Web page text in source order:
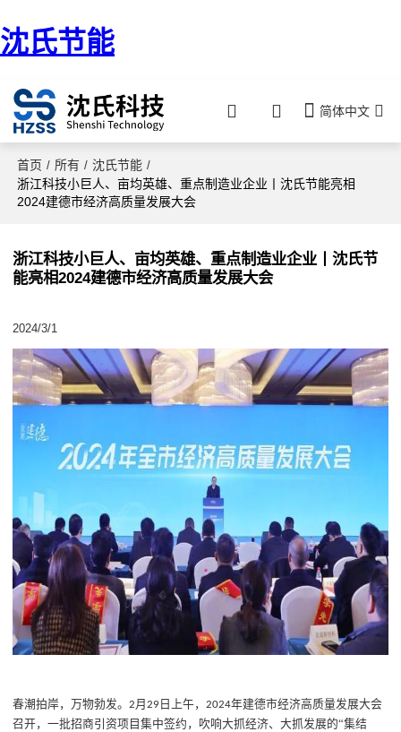
沈氏节能
简体中文
首页 / 所有 / 沈氏节能 /
浙江科技小巨人、亩均英雄、重点制造业企业丨沈氏节能亮相
2024建德市经济高质量发展大会
浙江科技小巨人、亩均英雄、重点制造业企业丨沈氏节
能亮相2024建德市经济高质量发展大会
2024/3/1
春潮拍岸，万物勃发。2月29 日上午，2024年建德市经济高质量发展大会
召开，一批招商引资项目集中签约，吹响大抓经济、大抓发展的“集结